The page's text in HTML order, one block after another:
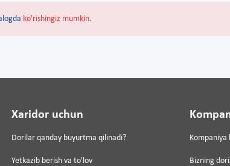
ko'rishingiz mumkin.
Xaridor uchun
Dorilar qanday buyurtma qilinadi?
Yetkazib berish va to'lov
Kompaniya
Bizning